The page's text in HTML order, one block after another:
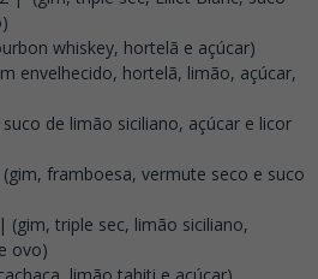
whiskey, hortelã e açúcar)
envelhecido, hortelã, limão, açúcar,
de limão siciliano, açúcar e licor
framboesa, vermute seco e suco
| (gim, triple sec, limão siciliano,
ovo)